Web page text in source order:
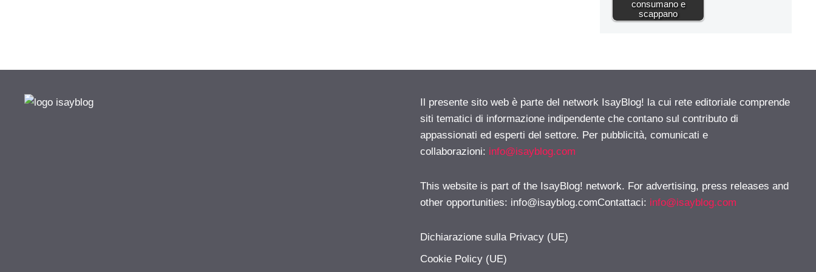
consumano e
scappano
Il presente sito web è parte del network IsayBlog! la cui rete editoriale comprende
siti tematici di informazione indipendente che contano sul contributo di
appassionati ed esperti del settore. Per pubblicità, comunicati e
collaborazioni: info@isayblog.com
This website is part of the IsayBlog! network. For advertising, press releases and
other opportunities: info@isayblog.comContattaci: info@isayblog.com
Dichiarazione sulla Privacy (UE)
Cookie Policy (UE)